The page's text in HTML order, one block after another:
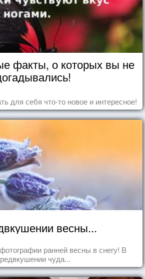
факты, о которых вы не
для себя что-то новое и интересное!
весны...
ранней весны в снегу! В
чуда...